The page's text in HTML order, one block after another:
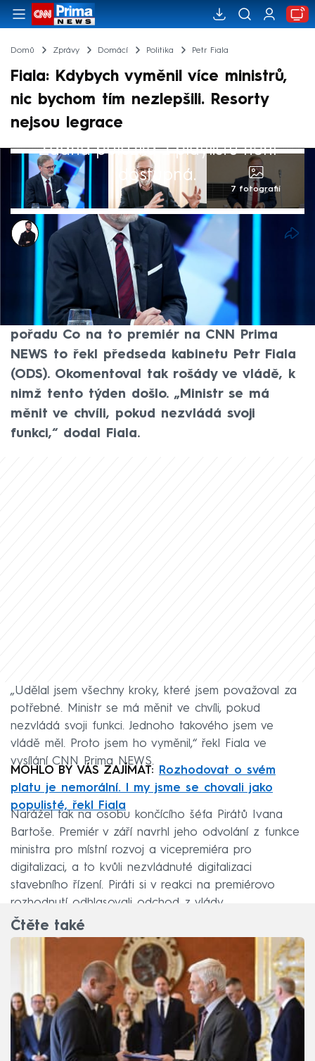
Domů Zprávy Domácí Politika Petr Fiala
Fiala: Kdybych vyměnil více ministrů,
nic bychom tím nezlepšili. Resorty
nejsou legrace
Žádná položka z playlistu není
dostupná.
7 fotografií
Marek Veselý
10. říj 2024, 05:11
Udělal jsem všechny kroky, které jsem
považoval za potřebné. Myslím, že vláda
bude fungovat akceschopněji a lépe. V
pořadu Co na to premiér na CNN Prima
NEWS to řekl předseda kabinetu Petr Fiala
(ODS). Okomentoval tak rošády ve vládě, k
nimž tento týden došlo. „Ministr se má
měnit ve chvíli, pokud nezvládá svoji
funkci,“ dodal Fiala.
„Udělal jsem všechny kroky, které jsem považoval za
potřebné. Ministr se má měnit ve chvíli, pokud
nezvládá svoji funkci. Jednoho takového jsem ve
vládě měl. Proto jsem ho vyměnil,“ řekl Fiala ve
vysílání CNN Prima NEWS.
MOHLO BY VÁS ZAJÍMAT:
Rozhodovat o svém
platu je nemorální. I my jsme se chovali jako
populisté, řekl Fiala
Narážel tak na osobu končícího šéfa Pirátů Ivana
Bartoše. Premiér v září navrhl jeho odvolání z funkce
ministra pro místní rozvoj a vicepremiéra pro
digitalizaci, a to kvůli nezvládnuté digitalizaci
stavebního řízení. Piráti si v reakci na premiérovo
rozhodnutí odhlasovali odchod z vlády.
Čtěte také